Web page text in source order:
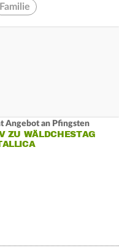
Familie
Angebot an Pfingsten
ZU WÄLDCHESTAG